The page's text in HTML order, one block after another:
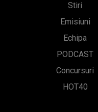
Stiri
Emisiuni
Echipa
PODCAST
Concursuri
HOT40